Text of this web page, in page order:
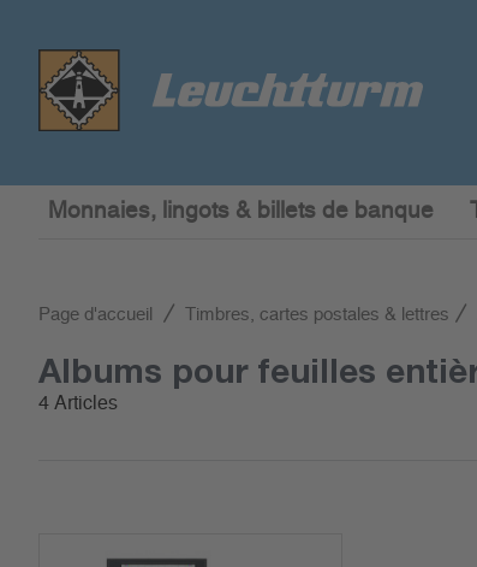
Monnaies, lingots & billets de banque
Page d'accueil Timbres, cartes postales & lettres
Albums pour feuilles
4 Articles